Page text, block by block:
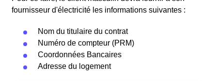
fournisseur d'électricité les informations suivantes :
Nom du titulaire du contrat
Numéro de compteur (PRM)
Coordonnées Bancaires
Adresse du logement